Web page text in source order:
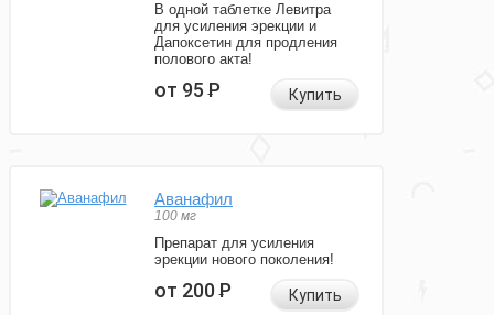
В одной таблетке Левитра
для усиления эрекции и
Дапоксетин для продления
полового акта!
от 95Р Купить
Аванафил
100 мг
Препарат для усиления
эрекции нового поколения!
от 200Р Купить